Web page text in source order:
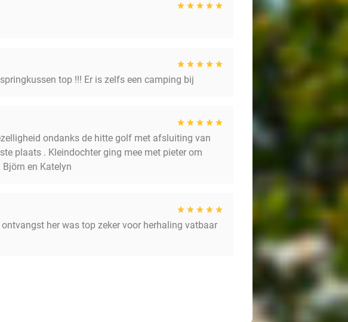
top !!! Er is zelfs een camping bij
ondanks de hitte golf met afsluiting van
plaats . Kleindochter ging mee met pieter om
en Katelyn
her was top zeker voor herhaling vatbaar